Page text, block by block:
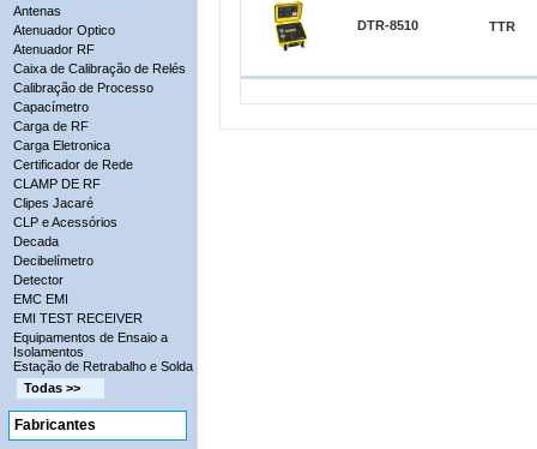
Antenas
Atenuador Optico
Atenuador RF
Caixa de Calibração de Relés
Calibração de Processo
Capacímetro
Carga de RF
Carga Eletronica
Certificador de Rede
CLAMP DE RF
Clipes Jacaré
CLP e Acessórios
Decada
Decibelímetro
Detector
EMC EMI
EMI TEST RECEIVER
Equipamentos de Ensaio a
Isolamentos
Estação de Retrabalho e Solda
Todas >>
Fabricantes
DTR-8510 TTR